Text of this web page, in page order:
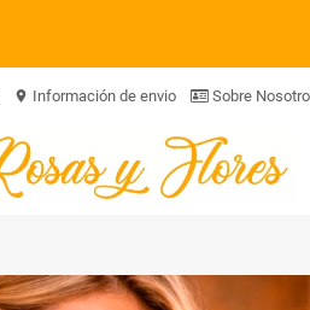
location_on Información de envio Sobre